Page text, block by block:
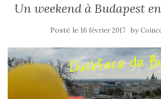
Un weekend à Budapest
Posté le 16 février 2017 by